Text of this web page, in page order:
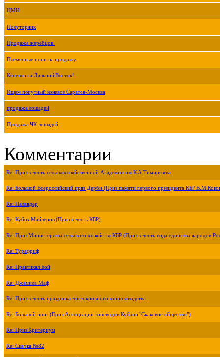
ЦМИ
Полуторник
Продажа жеребцов.
Племенные пони на продажу.
Коневоз на Дальний Восток!
Ищем попутный коневоз Саратов-Москва
продажа лошадей
Продажа ЧК лошадей
Комментарии
Re: Приз в честь сельскохозяйственной Академии им.К.А.Тимирязева
Re: Большой Всероссийский приз Дерби (Приз памяти первого президента КБР
Re: Паландер
Re: Кубок Майлеров (Приз в честь КБР)
Re: Приз Министерства сельского хозяйства КБР (Приз в честь года единства народов
Re: Турафриф
Re: Практикал Бой
Re: Джамила Маф
Re: Приз в честь праздника чистокровного коннозаводства
Re: Большой приз (Приз Ассоциации коневодов Кубани "Скаковое общество")
Re: Приз Критериум
Re: Скачка №82